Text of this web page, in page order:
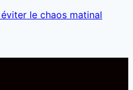
le chaos matinal